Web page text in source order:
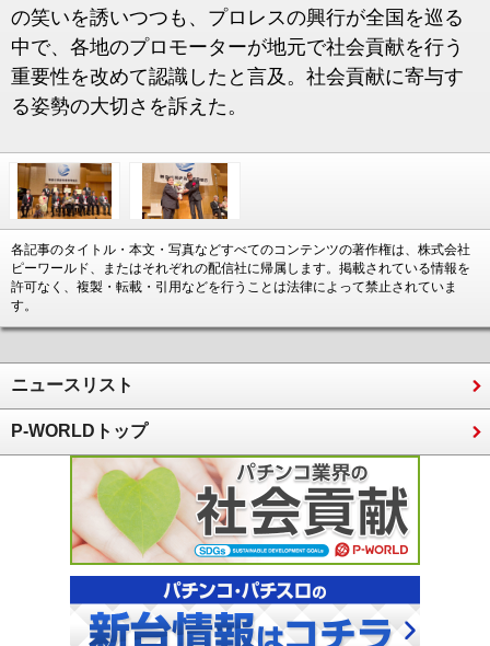
の笑いを誘いつつも、プロレスの興行が全国を巡る
中で、各地のプロモーターが地元で社会貢献を行う
重要性を改めて認識したと言及。社会貢献に寄与す
る姿勢の大切さを訴えた。
各記事のタイトル・本文・写真などすべてのコンテンツの著作権は、株式会社
ピーワールド、またはそれぞれの配信社に帰属します。掲載されている情報を
許可なく、複製・転載・引用などを行うことは法律によって禁止されていま
す。
ニュースリスト
P-WORLDトップ